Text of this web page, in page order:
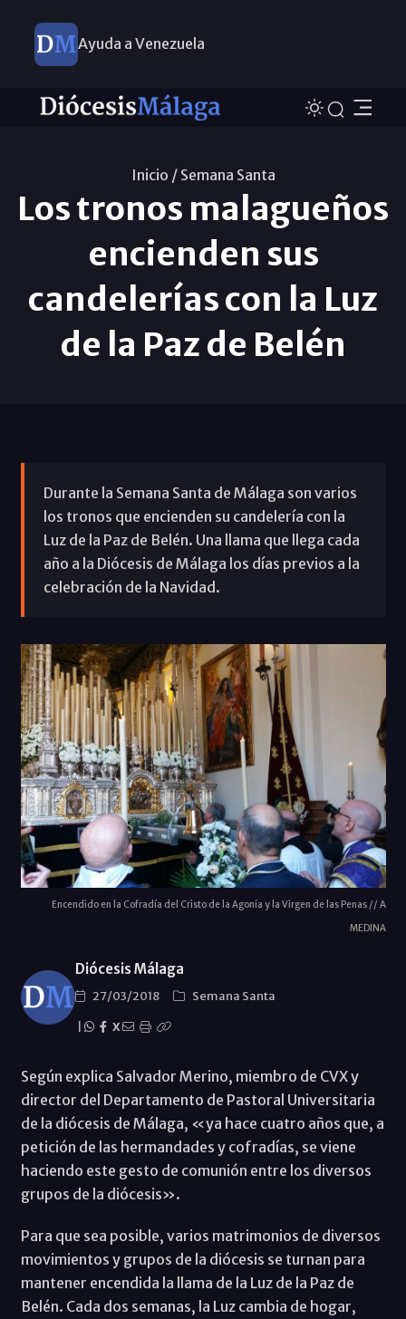
Ayuda a Venezuela
Inicio / Semana Santa
Los tronos malagueños
encienden sus
candelerías con la Luz
de la Paz de Belén
Durante la Semana Santa de Málaga son varios
los tronos que encienden su candelería con la
Luz de la Paz de Belén. Una llama que llega cada
año a la Diócesis de Málaga los días previos a la
celebración de la Navidad.
Encendido en la Cofradía del Cristo de la Agonía y la Virgen de las Penas // A
MEDINA
Diócesis Málaga
27/03/2018
Semana Santa
X
Según explica Salvador Merino, miembro de CVX y
director del Departamento de Pastoral Universitaria
de la diócesis de Málaga, «ya hace cuatro años que, a
petición de las hermandades y cofradías, se viene
haciendo este gesto de comunión entre los diversos
grupos de la diócesis».
Para que sea posible, varios matrimonios de diversos
movimientos y grupos de la diócesis se turnan para
mantener encendida la llama de la Luz de la Paz de
Belén. Cada dos semanas, la Luz cambia de hogar,